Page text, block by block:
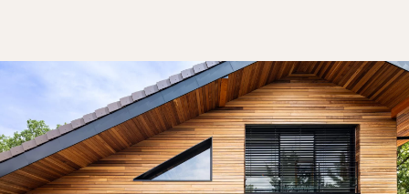
Cuarto de baño
TODOS LOS ESPACIOS INTERIORES
Por espacio exterior